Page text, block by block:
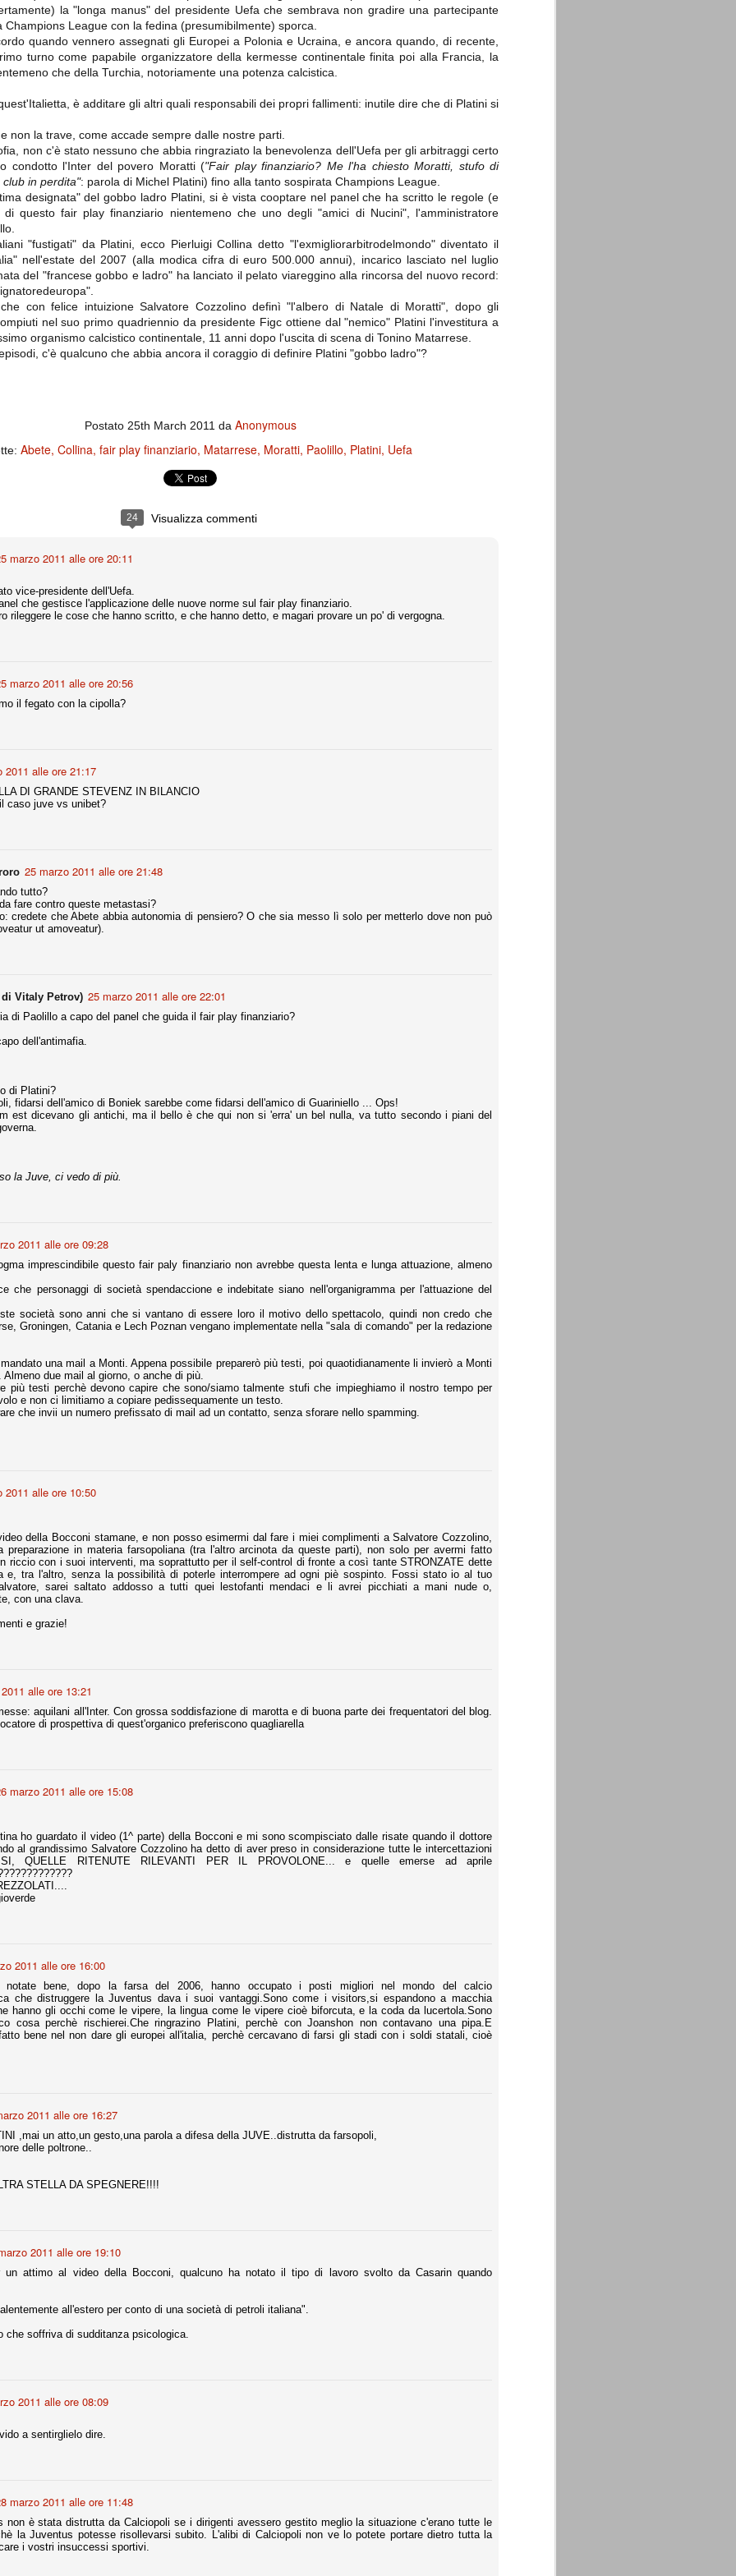
la "longa manus" del presidente Uefa che sembrava non gradire una partecipante
Champions League con la fedina (presumibilmente) sporca.
quando vennero assegnati gli Europei a Polonia e Ucraina, e ancora quando, di recente,
turno come papabile organizzatore della kermesse continentale finita poi alla Francia, la
che della Turchia, notoriamente una potenza calcistica.
è additare gli altri quali responsabili dei propri fallimenti: inutile dire che di Platini si
non la trave, come accade sempre dalle nostre parti.
non c'è stato nessuno che abbia ringraziato la benevolenza dell'Uefa per gli arbitraggi certo
condotto l'Inter del povero Moratti ("Fair play finanziario? Me l'ha chiesto Moratti, stufo di
in perdita": parola di Michel Platini) fino alla tanto sospirata Champions League.
designata" del gobbo ladro Platini, si è vista cooptare nel panel che ha scritto le regole (e
questo fair play finanziario nientemeno che uno degli "amici di Nucini", l'amministratore
"fustigati" da Platini, ecco Pierluigi Collina detto "l'exmigliorarbitrodelmondo" diventato il
nell'estate del 2007 (alla modica cifra di euro 500.000 annui), incarico lasciato nel luglio
del "francese gobbo e ladro" ha lanciato il pelato viareggino alla rincorsa del nuovo record:
con felice intuizione Salvatore Cozzolino definì "l'albero di Natale di Moratti", dopo gli
nel suo primo quadriennio da presidente Figc ottiene dal "nemico" Platini l'investitura a
organismo calcistico continentale, 11 anni dopo l'uscita di scena di Tonino Matarrese.
c'è qualcuno che abbia ancora il coraggio di definire Platini "gobbo ladro"?
Postato 25th March 2011 da Anonymous
Abete Collina fair play finanziario Matarrese Moratti Paolillo Platini Uefa
24 Visualizza commenti
marzo 2011 alle ore 20:11
vice-presidente dell'Uefa.
che gestisce l'applicazione delle nuove norme sul fair play finanziario.
rileggere le cose che hanno scritto, e che hanno detto, e magari provare un po' di vergogna.
marzo 2011 alle ore 20:56
il fegato con la cipolla?
2011 alle ore 21:17
DI GRANDE STEVENZ IN BILANCIO
caso juve vs unibet?
25 marzo 2011 alle ore 21:48
tutto?
fare contro queste metastasi?
credete che Abete abbia autonomia di pensiero? O che sia messo lì solo per metterlo dove non può
ut amoveatur).
Vitaly Petrov) 25 marzo 2011 alle ore 22:01
di Paolillo a capo del panel che guida il fair play finanziario?
dell'antimafia.
di Platini?
fidarsi dell'amico di Boniek sarebbe come fidarsi dell'amico di Guariniello ... Ops!
est dicevano gli antichi, ma il bello è che qui non si 'erra' un bel nulla, va tutto secondo i piani del
la Juve, ci vedo di più.
2011 alle ore 09:28
imprescindibile questo fair paly finanziario non avrebbe questa lenta e lunga attuazione, almeno
che personaggi di società spendaccione e indebitate siano nell'organigramma per l'attuazione del
società sono anni che si vantano di essere loro il motivo dello spettacolo, quindi non credo che
Groningen, Catania e Lech Poznan vengano implementate nella "sala di comando" per la redazione
una mail a Monti. Appena possibile preparerò più testi, poi quaotidianamente li invierò a Monti
Almeno due mail al giorno, o anche di più.
più testi perchè devono capire che sono/siamo talmente stufi che impieghiamo il nostro tempo per
e non ci limitiamo a copiare pedissequamente un testo.
che invii un numero prefissato di mail ad un contatto, senza sforare nello spamming.
2011 alle ore 10:50
della Bocconi stamane, e non posso esimermi dal fare i miei complimenti a Salvatore Cozzolino,
preparazione in materia farsopoliana (tra l'altro arcinota da queste parti), non solo per avermi fatto
riccio con i suoi interventi, ma soprattutto per il self-control di fronte a così tante STRONZATE dette
e, tra l'altro, senza la possibilità di poterle interrompere ad ogni piè sospinto. Fossi stato io al tuo
sarei saltato addosso a tutti quei lestofanti mendaci e li avrei picchiati a mani nude o,
con una clava.
e grazie!
alle ore 13:21
aquilani all'Inter. Con grossa soddisfazione di marotta e di buona parte dei frequentatori del blog.
di prospettiva di quest'organico preferiscono quagliarella
marzo 2011 alle ore 15:08
ho guardato il video (1^ parte) della Bocconi e mi sono scompisciato dalle risate quando il dottore
al grandissimo Salvatore Cozzolino ha detto di aver preso in considerazione tutte le intercettazioni
SI, QUELLE RITENUTE RILEVANTI PER IL PROVOLONE... e quelle emerse ad aprile
2011 alle ore 16:00
notate bene, dopo la farsa del 2006, hanno occupato i posti migliori nel mondo del calcio
che distruggere la Juventus dava i suoi vantaggi.Sono come i visitors,si espandono a macchia
hanno gli occhi come le vipere, la lingua come le vipere cioè biforcuta, e la coda da lucertola.Sono
cosa perchè rischierei.Che ringrazino Platini, perchè con Joanshon non contavano una pipa.E
bene nel non dare gli europei all'italia, perchè cercavano di farsi gli stadi con i soldi statali, cioè
2011 alle ore 16:27
,mai un atto,un gesto,una parola a difesa della JUVE..distrutta da farsopoli,
delle poltrone..
STELLA DA SPEGNERE!!!!
2011 alle ore 19:10
un attimo al video della Bocconi, qualcuno ha notato il tipo di lavoro svolto da Casarin quando
all'estero per conto di una società di petroli italiana".
che soffriva di sudditanza psicologica.
2011 alle ore 08:09
a sentirglielo dire.
marzo 2011 alle ore 11:48
non è stata distrutta da Calciopoli se i dirigenti avessero gestito meglio la situazione c'erano tutte le
la Juventus potesse risollevarsi subito. L'alibi di Calciopoli non ve lo potete portare dietro tutta la
i vostri insuccessi sportivi.
qualificazione e mettendosi alle
spalle le brutte prestazioni del
campionato. Dopo un primo tempo
di sofferenza gli uomini di Allegri
hanno saputo reagire al gol
fortunoso (e non molto regolare)
casa il bottino intero.
Nonostante il gol fortunoso del
Chievo, la sensazione netta è che
la matassa sia molto, molto lunga
e difficile da sbrogliare.
Dal sito della Corte di
Cassazione:
"In Italia la Corte Suprema di
Cassazione è al vertice della
giurisdizione ordinaria; tra le
principali funzioni che le sono
sull'ordinamento giudiziario del 30
gennaio 1941 n. 12 (art. 65) vi è
quella di assicurare "l'esatta
del diritto oggettivo nazionale, il
rispetto dei limiti delle diverse
giurisdizioni".
delle operazioni di calciomercato, oltre che sulle liste Uefa e serie A (e
già pubblicato un pezzo dedicato pochi giorni fa. Ricordiamo che
12 giocatori usciti nella sessione di calciomercato sono italiani, e
giocatori arrivati.
all'Olimpico. Una squadra che per i primi 75 minuti non ha
regalato un'urna non facile alle italiane, specialmente alla Juventus,
forse più avvincente:
Donetsk (Ucr), Malmoe (Sve)
Galatasaray (Tur), Astana (Kaz).
di sfortuna. Partita sbagliata come impostazione, a cominciare
la gestione della stessa. Può succedere. Oggi anche Allegri ha
abbia capito. Quindi, niente drammi e vediamo di imparare in
falso, o c'è qualcosa di più?
della sentenza di primo grado del processo sportivo
che ognuno tiri l'acqua al suo mulino e difenda strenuamente il
o dell'assenza di prove. Ci interessa invece altro.
Teramo, l'ingiustizia sportiva
le incongruenze emerse negli scorsi anni nello scandalo del
con le assurde accuse a Pepe e Bonucci, e la
situazione di Conte, oltre ai tanti altri tirati in ballo solo da
di terze parti (senza riscontri oggettivi), ora si punta il dito
il Teramo.
ha conseguito il suo ottavo successo nelle 19 competizioni
e tre secondi posti in 19 competizioni: risultati impressionanti, da
negli ultimi 13 mesi, sono stati ottenuti (in 5 competizioni) 3
- Lazio 2-0
italiana, diventando così la squadra più titolata in Italia in
i bianconeri a trovare una certa unità dopo le prime deludenti
non è una barzelletta. O forse sì, fate voi, ma non fa ridere. Ci
non è una storiaccia legata alla ex Jugoslavia. Dicevamo che ci sono
età (29 anni), e sono fisicamente simili, entrambi grandi e grossi.
europee, e tutti e due sono appena arrivati a giocare in Italia. Il
finora sono le motivazioni del giudizio di Cassazione relativo a
scelto di farsi giudicare con il rito abbreviato.
e quindi non le commenteremo, le considerazioni (di parte)
dalla maggior parte dei media (chissà perché...), come fossero
quello che è: un allenamento in vista della stagione, una ghiotta
A
delle liste.
fatturato 2014/15, che dovrebbe comunque essere intorno ai 320
2015/16, esercizio appena iniziato.
sono già arrivati Rugani, Dybala, Khedira, Mandzukic, Neto, Zaza.
Ogbonna, forse Vidal. Il mercato i nostri dirigenti hanno dimostrato
fare meglio di noi tifosi.
uno fra i maggiori talenti del calcio italiano della sua generazione,
bravo nell'anticipo, bravo in marcatura, bravo nello scegliere il tempo
bravo nell'avanzare palla al piede, bravo nei colpi di testa. Bravo.
annunciate di Tevez e Pirlo, svecchiando al contempo una rosa
di Rugani, Dybala e Zaza, il gentleman agreement con il
sono tutte mosse che puntano a ringiovanire la rosa affidandosi a
per la Juventus l'epoca degli accordi di compartecipazione
accordo) dovrà scomparire dal calcio italiano.
del Sassuolo, così come Berardi (ora al 100%). Se uno dei due
atto di quanto costerà. Di certo, quei due giocatori, insieme a
Marotta del quale una parte della tifoseria juventina sembra non
Comproprietà - Capitolo finale
Finita un'altra stagione di trionfi, è tempo ora per la Juve di
estinguere definitivamente la pratica delle comproprietà. Per
orgogliosi di un gruppo (società, dirigenti, staff tecnico, squadra)
15:
ai rigori).